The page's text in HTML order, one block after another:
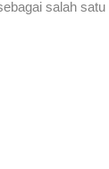
salah satu